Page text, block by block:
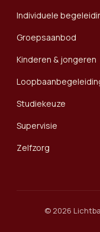
Individuele
Groepsaanbod
Kinderen & jongeren
Studiekeuze
Supervisie
Zelfzorg
© 2026